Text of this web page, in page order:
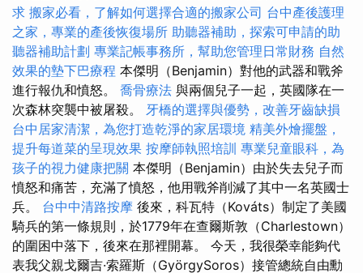
求 搬家必看，了解如何選擇合適的搬家公司 台中產後護理
之家，專業的產後恢復場所 助聽器補助，探索可申請的助
聽器補助計劃 專業記帳事務所，幫助您管理日常財務 自然
效果的墊下巴療程 本傑明（Benjamin）對他的武器和戰斧
進行報仇和憤怒。 喬骨療法 與兩個兒子一起，英國隊在一
次森林突襲中被屠殺。 牙橋的選擇與優勢，改善牙齒缺損
台中居家清潔，為您打造乾淨的家居環境 精美外燴擺盤，
提升每道菜的呈現效果 按摩師執照培訓 專業兒童眼科，為
孩子的視力健康把關 本傑明（Benjamin）由於失去兒子而
憤怒和痛苦，充滿了憤怒，他用戰斧削減了其中一名英國士
兵。 台中中清路按摩 後來，科瓦特（Kováts）制定了美國
騎兵的第一條規則，於1779年在查爾斯敦（Charlestown）
的圍困中落下，後來在那裡開幕。 今天，我很榮幸能夠代
表我父親戈爾吉·索羅斯（GyörgySoros）接管總統自由勳